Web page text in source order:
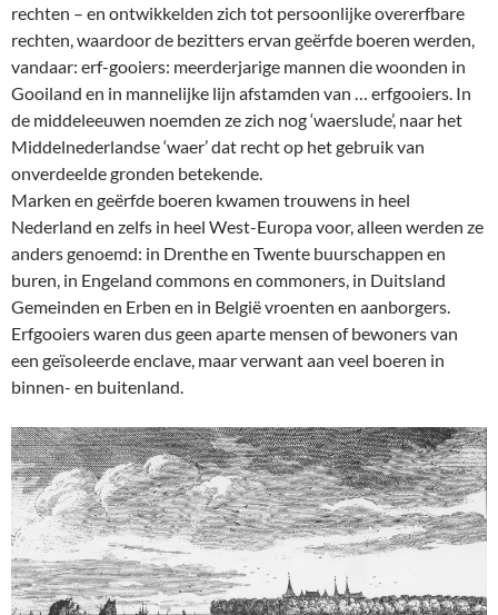
rechten – en ontwikkelden zich tot persoonlijke overerfbare
rechten, waardoor de bezitters ervan geërfde boeren werden,
vandaar: erf-gooiers: meerderjarige mannen die woonden in
Gooiland en in mannelijke lijn afstamden van … erfgooiers. In
de middeleeuwen noemden ze zich nog ‘waerslude’, naar het
Middelnederlandse ‘waer’ dat recht op het gebruik van
onverdeelde gronden betekende.
Marken en geërfde boeren kwamen trouwens in heel
Nederland en zelfs in heel West-Europa voor, alleen werden ze
anders genoemd: in Drenthe en Twente buurschappen en
buren, in Engeland commons en commoners, in Duitsland
Gemeinden en Erben en in België vroenten en aanborgers.
Erfgooiers waren dus geen aparte mensen of bewoners van
een geïsoleerde enclave, maar verwant aan veel boeren in
binnen- en buitenland.